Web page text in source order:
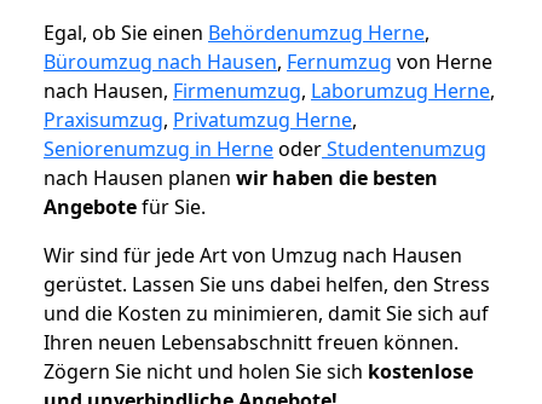
Egal, ob Sie einen Behördenumzug Herne,
Büroumzug nach Hausen, Fernumzug von Herne
nach Hausen, Firmenumzug, Laborumzug Herne,
Praxisumzug, Privatumzug Herne,
Seniorenumzug in HerneoderStudentenumzug
nach Hausen planen wir haben die besten
Angebotefür Sie.
Wir sind für jede Art von Umzug nach Hausen
gerüstet. Lassen Sie uns dabei helfen, den Stress
und die Kosten zu minimieren, damit Sie sich auf
Ihren neuen Lebensabschnitt freuen können.
Zögern Sie nicht und holen Sie sich kostenlose